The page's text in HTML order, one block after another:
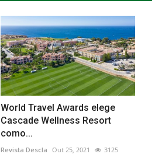
World Travel Awards elege
Cascade Wellness Resort
como...
Revista Descla Out 25, 2021 3125